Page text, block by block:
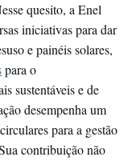
quesito, a Enel
iniciativas para dar
e painéis solares,
para o
sustentáveis e de
desempenha um
para a gestão
contribuição não